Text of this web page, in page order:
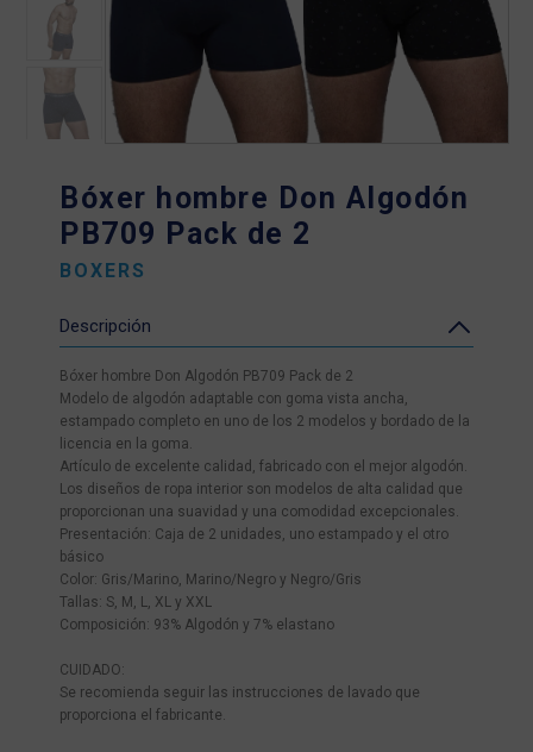
Bóxer hombre Don Algodón
PB709 Pack de 2
BOXERS
Descripción
Bóxer hombre Don Algodón PB709 Pack de 2
Modelo de algodón adaptable con goma vista ancha,
estampado completo en uno de los 2 modelos y bordado de la
licencia en la goma.
Artículo de excelente calidad, fabricado con el mejor algodón.
Los diseños de ropa interior son modelos de alta calidad que
proporcionan una suavidad y una comodidad excepcionales.
Presentación: Caja de 2 unidades, uno estampado y el otro
básico
Color: Gris/Marino, Marino/Negro y Negro/Gris
Tallas: S, M, L, XL y XXL
Composición: 93% Algodón y 7% elastano
CUIDADO:
Se recomienda seguir las instrucciones de lavado que
proporciona el fabricante.